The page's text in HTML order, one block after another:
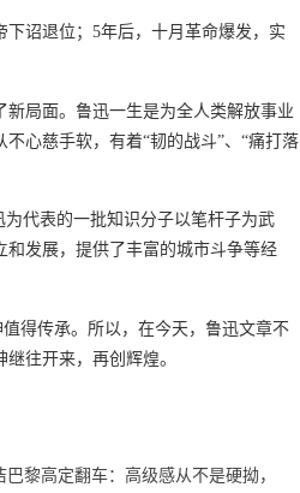
诏退位；5年后，十月革命爆发，实
局面。鲁迅一生是为全人类解放事业
心慈手软，有着“韧的战斗”、“痛打落
代表的一批知识分子以笔杆子为武
和发展，提供了丰富的城市斗争等经
得传承。所以，在今天，鲁迅文章不
往开来，再创辉煌。
巴黎高定翻车：高级感从不是硬拗，